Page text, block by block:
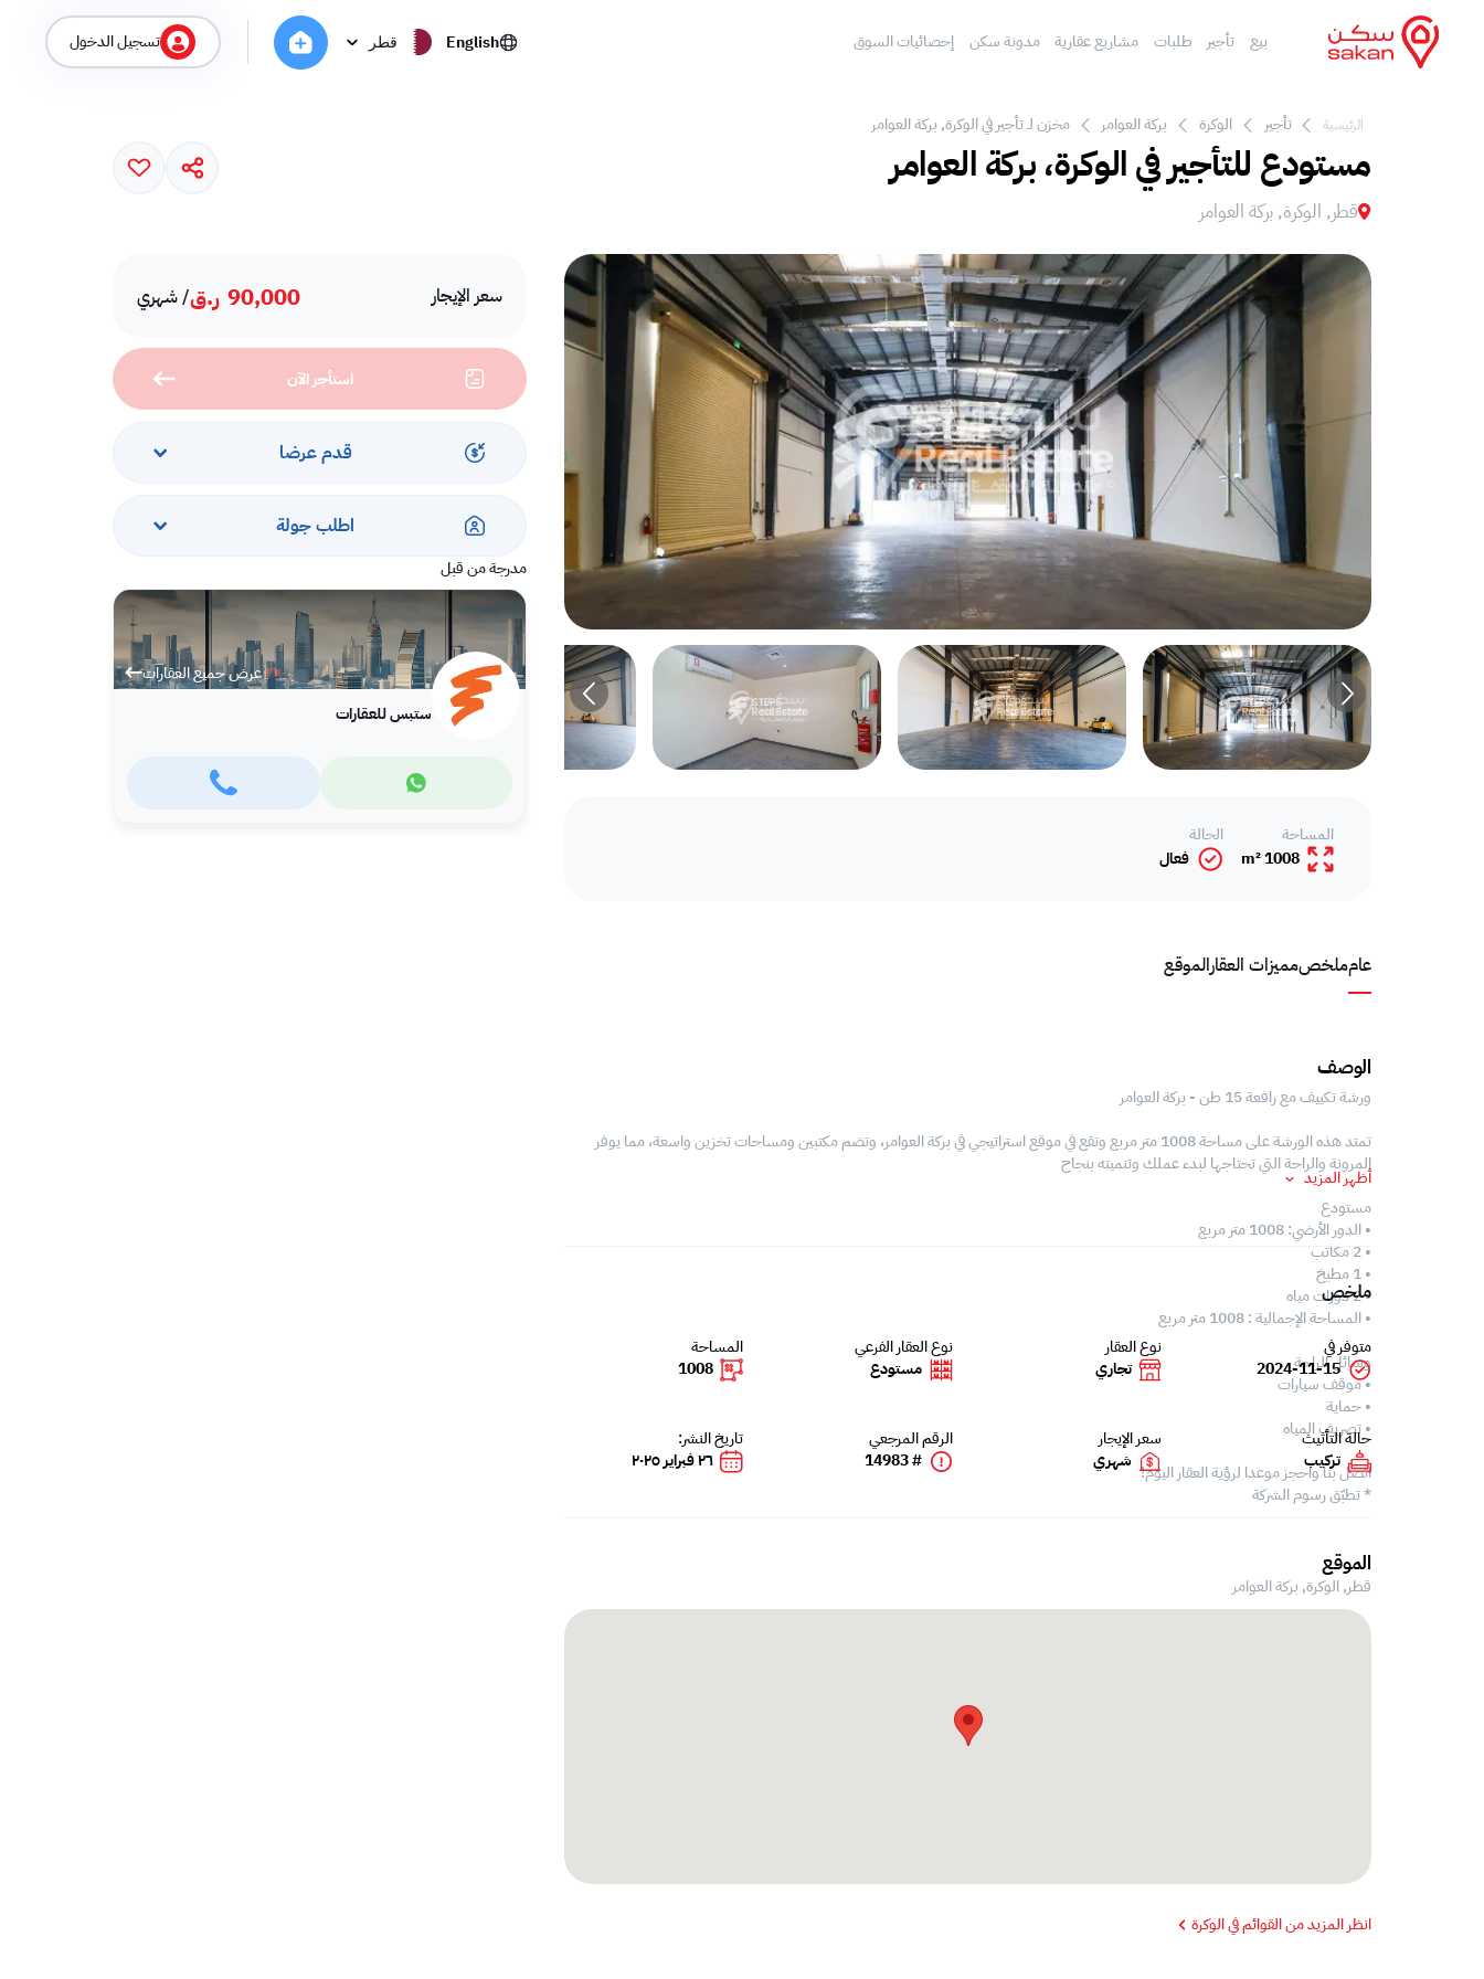
بيع تأجير طلبات مشاريع عقارية مدونة سكن إحصائيات السوق English قطر تسجيل الدخول
الرئيسية تأجير الوكرة بركة العوامر‎ مخزن لـ تأجير في الوكرة, بركة العوامر‎
مستودع للتأجير في الوكرة، بركة العوامر‎
قطر, الوكرة, بركة العوامر‎
سعر الإيجار 90,000 ر.ق/ شهري
استأجر الآن
قدم عرضا
اطلب جولة
مدرجة من قبل
عرض جميع العقارات
ستبس للعقارات
عامملخصمميزات العقارالموقع
المساحة
1008 m²
الحالة
فعال
الوصف
ورشة تكييف مع رافعة 15 طن - بركة العوامر
تمتد هذه الورشة على مساحة 1008 متر مربع وتقع في موقع استراتيجي في بركة العوامر، وتضم مكتبين ومساحات تخزين واسعة، مما يوفر
المرونة والراحة التي تحتاجها لبدء عملك وتنميته بنجاح
مستودع
• الدور الأرضي: 1008 متر مربع
• 2 مكاتب
• 1 مطبخ
• 2 دورات مياه
• المساحة الإجمالية : 1008 متر مربع
وسائل الراحة
• موقف سيارات
• حماية
• تصريف المياه
اتصل بنا واحجز موعدا لرؤية العقار اليوم!
* تطبّق رسوم الشركة
أظهر المزيد
ملخص
متوفر في
2024-11-15
نوع العقار
تجاري
نوع العقار الفرعي
مستودع
المساحة
1008
حالة التأثيث
تركيب
سعر الإيجار
شهري
الرقم المرجعي
# 14983
تاريخ النشر:
٢٦ فبراير ٢٠٢٥
الموقع
قطر, الوكرة, بركة العوامر‎
انظر المزيد من القوائم في الوكرة